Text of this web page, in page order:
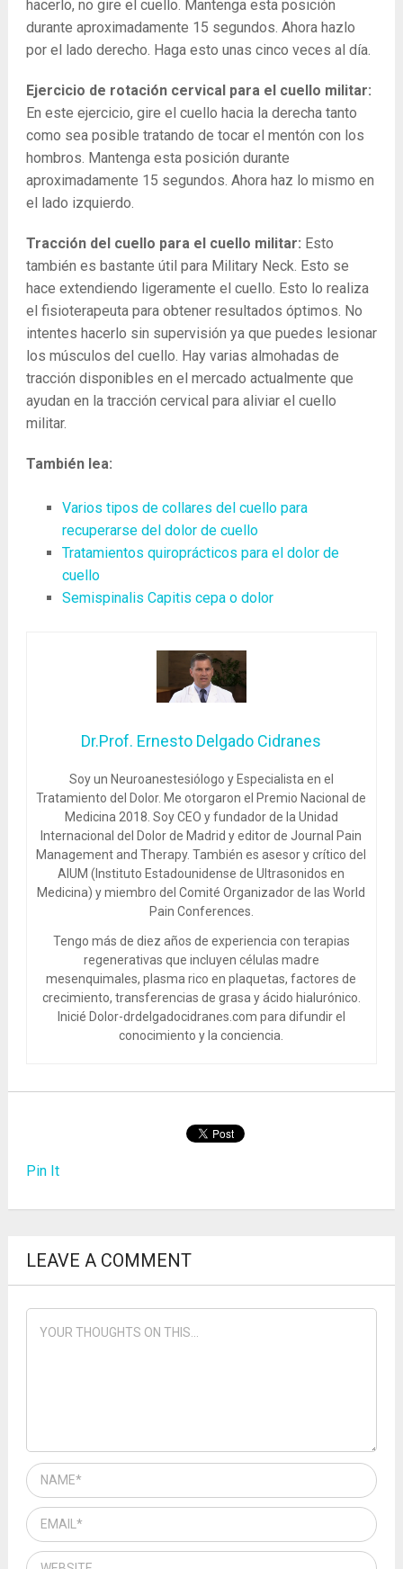
hacerlo, no gire el cuello. Mantenga esta posición
durante aproximadamente 15 segundos. Ahora hazlo
por el lado derecho. Haga esto unas cinco veces al día.
Ejercicio de rotación cervical para el cuello militar:
En este ejercicio, gire el cuello hacia la derecha tanto
como sea posible tratando de tocar el mentón con los
hombros. Mantenga esta posición durante
aproximadamente 15 segundos. Ahora haz lo mismo en
el lado izquierdo.
Tracción del cuello para el cuello militar: Esto
también es bastante útil para Military Neck. Esto se
hace extendiendo ligeramente el cuello. Esto lo realiza
el fisioterapeuta para obtener resultados óptimos. No
intentes hacerlo sin supervisión ya que puedes lesionar
los músculos del cuello. Hay varias almohadas de
tracción disponibles en el mercado actualmente que
ayudan en la tracción cervical para aliviar el cuello
militar.
También lea:
Varios tipos de collares del cuello para
recuperarse del dolor de cuello
Tratamientos quiroprácticos para el dolor de
cuello
Semispinalis Capitis cepa o dolor
Dr.Prof. Ernesto Delgado Cidranes
Soy un Neuroanestesiólogo y Especialista en el
Tratamiento del Dolor. Me otorgaron el Premio Nacional de
Medicina 2018. Soy CEO y fundador de la Unidad
Internacional del Dolor de Madrid y editor de Journal Pain
Management and Therapy. También es asesor y crítico del
AIUM (Instituto Estadounidense de Ultrasonidos en
Medicina) y miembro del Comité Organizador de las World
Pain Conferences.
Tengo más de diez años de experiencia con terapias
regenerativas que incluyen células madre
mesenquimales, plasma rico en plaquetas, factores de
crecimiento, transferencias de grasa y ácido hialurónico.
Inicié Dolor-drdelgadocidranes.com para difundir el
conocimiento y la conciencia.
Pin It
LEAVE A COMMENT